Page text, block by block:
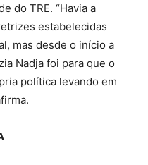
do TRE. “Havia a
estabelecidas
mas desde o início a
Nadja foi para que o
política levando em